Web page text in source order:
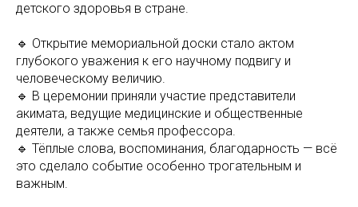
детского здоровья в стране.
🔹 Открытие мемориальной доски стало актом
глубокого уважения к его научному подвигу и
человеческому величию.
🔹 В церемонии приняли участие представители
акимата, ведущие медицинские и общественные
деятели, а также семья профессора.
🔹 Тёплые слова, воспоминания, благодарность — всё
это сделало событие особенно трогательным и
важным.